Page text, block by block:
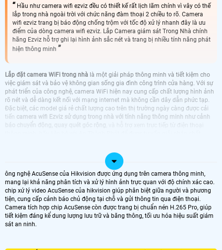
Hầu như camera wifi ezviz đều có thiết kế rất lịch lãm chính vì vây có thế
lắp trong nhà ngoài trời với chức năng đàm thoại 2 chiều to rõ. Camera
wifi ezviz trang bị báo động chống trộm với tốc độ xử lý nhanh đây là ưu
điểm của dòng camera wifi ezviz. Lắp Camera giám sát Trong Nhà chính
hãng Ezviz hỗ trợ ghi lại hình ảnh sắc nét và trang bị nhiều tính năng phát
hiện thông minh
Lắp đặt camera WiFi trong nhà là một giải pháp thông minh và tiết kiệm cho
việc giám sát và bảo vệ không gian sống gia đình công trình cửa hàng. Với sự
phát triển của công nghệ, camera WiFi hiện nay cung cấp chất lượng hình ảnh
rõ nét và dễ dàng kết nối với mạng internet mà không cần dây dẫn phức tạp.
Đặc biệt, các model giá rẻ chất lượng cao trên thị trường ngày càng được cải
tiến camera wifi Ezviz sử dụng trong nhà với tính năng thông minh như cảnh
LẮP CAMERA WIFI TRONG NHÀ CHÍNH HÃNG
TRỌN BỘ CAMERA TRONG NHÀ CAMERA EZVIZ LẮP TRONG NHÀ
CAMERA IMOU LẮP TRONG NHÀ
LẮP CAMERA WIFI EZVIZ DAHUA LẮP
TRONG NHÀ GIÁ RẺ
CAMERA WIFI EZVIZ KBVISION DÙNG
ông nghệ AcuSense của Hikvision được ứng dụng trên camera thông minh,
mang lại khả năng phân tích và xử lý hình ảnh trực quan với độ chính xác cao.
chip xứ lý video AcuSense của hikvision giúp phân biệt giữa người và phương
tiện, cung cấp cảnh báo chủ động tại chỗ và gửi thông tin qua điện thoại.
Camera tích hợp chip AcuSense còn được trang bị chuẩn nén H.265 Pro, giúp
tiết kiệm đáng kể dung lượng lưu trữ và băng thông, tối ưu hóa hiệu suất giám
sát an ninh.